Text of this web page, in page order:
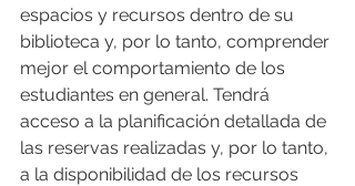
espacios y recursos dentro de su
biblioteca y, por lo tanto, comprender
mejor el comportamiento de los
estudiantes en general. Tendrá
acceso a la planificación detallada de
las reservas realizadas y, por lo tanto,
a la disponibilidad de los recursos